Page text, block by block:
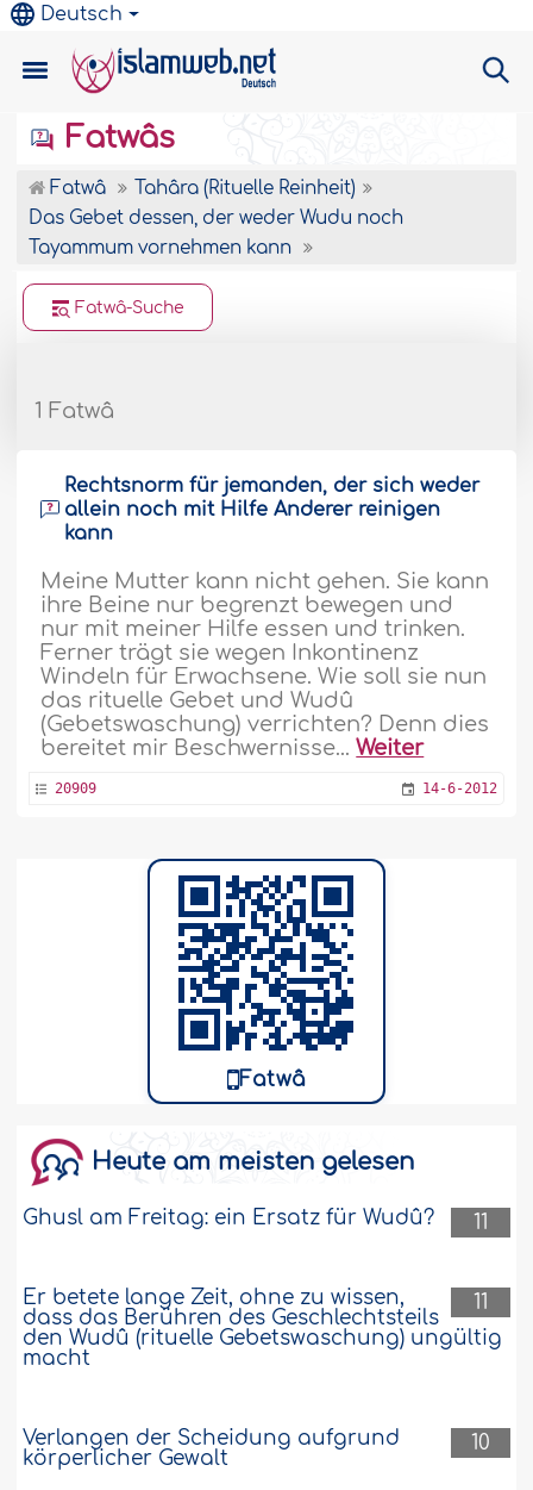
Deutsch
Fatwâs
Fatwâ
Tahâra (Rituelle Reinheit)
Das Gebet dessen, der weder Wudu noch
Tayammum vornehmen kann
Fatwâ-Suche
1 Fatwâ
Rechtsnorm für jemanden, der sich weder
allein noch mit Hilfe Anderer reinigen
kann
Meine Mutter kann nicht gehen. Sie kann
ihre Beine nur begrenzt bewegen und
nur mit meiner Hilfe essen und trinken.
Ferner trägt sie wegen Inkontinenz
Windeln für Erwachsene. Wie soll sie nun
das rituelle Gebet und Wudû
(Gebetswaschung) verrichten? Denn dies
bereitet mir Beschwernisse...Weiter
20909 14-6-2012
Fatwâ
Heute am meisten gelesen
11
Ghusl am Freitag: ein Ersatz für Wudû?
11
Er betete lange Zeit, ohne zu wissen,
dass das Berühren des Geschlechtsteils
den Wudû (rituelle Gebetswaschung) ungültig
macht
10
Verlangen der Scheidung aufgrund
körperlicher Gewalt